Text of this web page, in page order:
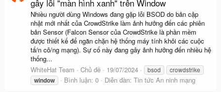
gây lỗi "màn hình xanh" trên Window
Nhiều người dùng Windows đang gặp lỗi BSOD do bản cập
nhật mới nhất của CrowdStrike làm ảnh hưởng đến các phiên
bản Sensor (Falcon Sensor của CrowdStrike là phần mềm
được thiết kế để ngăn chặn hệ thống máy tính khỏi các cuộc
tấ/n cô/ng mạng). Sự cố này đang gây ảnh hưởng đến nhiều hệ
thống...
WhiteHat Team
Chủ đề 19/07/2024 bsod crowdstrike
window Bình luận: 0 Diễn đàn: Tin tức An ninh mạng